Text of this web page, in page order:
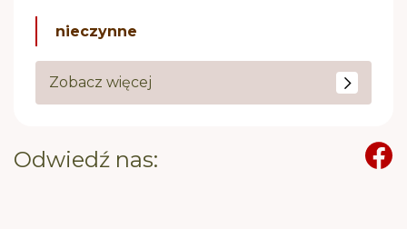
nieczynne
Zobacz więcej
Odwiedź nas: